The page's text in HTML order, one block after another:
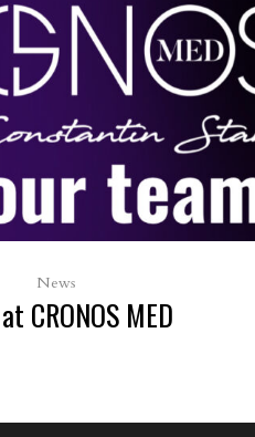
News
CRONOS MED